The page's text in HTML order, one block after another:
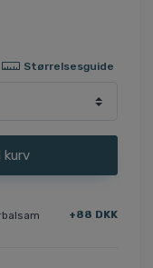
Størrelsesguide
+88 DKK